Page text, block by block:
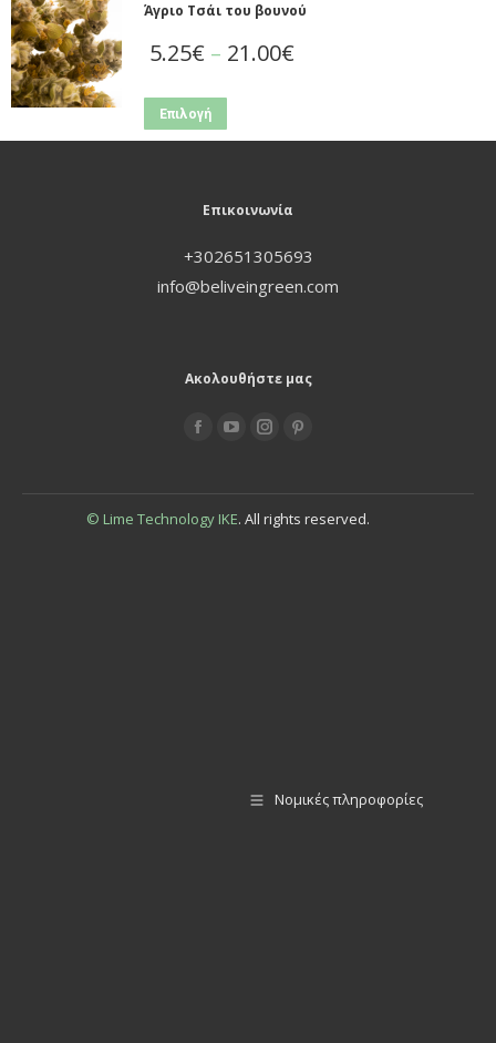
Άγριο Τσάι του βουνού
5.25€ – 21.00€
Επιλογή
Επικοινωνία
+302651305693
info@beliveingreen.com
Ακολουθήστε μας
© Lime Technology IKE. All rights reserved.
Νομικές πληροφορίες